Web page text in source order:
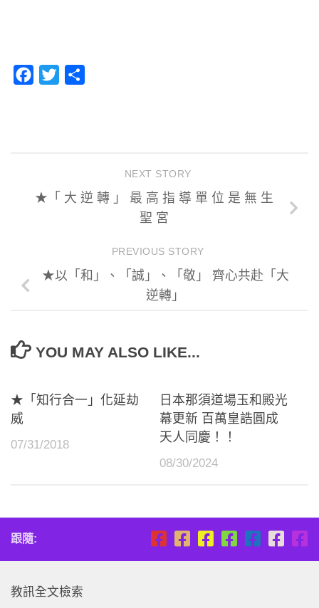
Facebook
Twitter
NEXT STORY
★「 大 逆 轉 」 最 高 指 導 單 位 是 無 生
聖 宮
PREVIOUS STORY
★以「和」、「誠」、「敬」 齊心共赴「大
逆轉」
YOU MAY ALSO LIKE...
★「知行合一」化延劫
威
07/31/2018
日本那須道場玉和殿光
幕更新 百萬皇誥圓成
天人同慶！！
08/30/2024
跟隨:
教訊全文檢索